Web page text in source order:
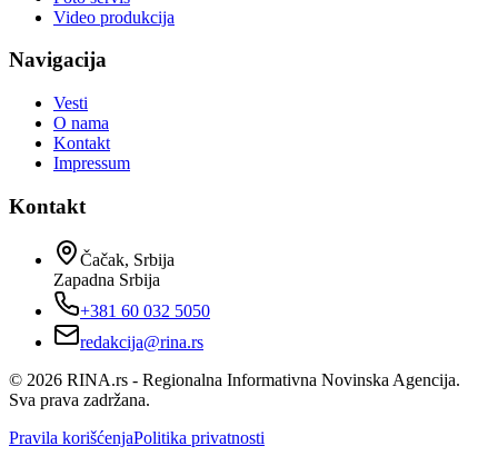
Video produkcija
Navigacija
Vesti
O nama
Kontakt
Impressum
Kontakt
Čačak, Srbija
Zapadna Srbija
+381 60 032 5050
redakcija@rina.rs
© 2026 RINA.rs - Regionalna Informativna Novinska Agencija.
Sva prava zadržana.
Pravila korišćenjaPolitika privatnosti